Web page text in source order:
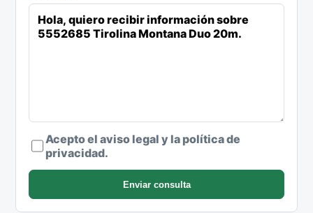
Acepto el aviso legal y la política de
privacidad.
Enviar consulta